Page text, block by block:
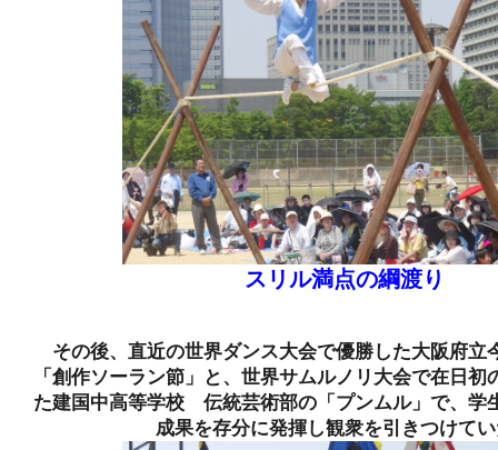
スリル満点の綱渡り
その後、直近の世界ダンス大会で優勝した大阪府立
「創作ソーラン節」と、世界サムルノリ大会で在日初
た建国中高等学校 伝統芸術部の「プンムル」で、学
成果を存分に発揮し観衆を引きつけて